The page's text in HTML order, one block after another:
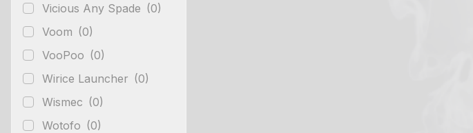
Vicious Any Spade (0)
Voom (0)
VooPoo (0)
Wirice Launcher (0)
Wismec (0)
Wotofo (0)